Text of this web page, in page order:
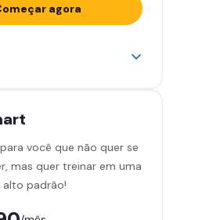
agora
a +2.000
massagem
(Audiobook)*
e aeróbicos
você que não quer se
mas quer treinar em uma
alto padrão!